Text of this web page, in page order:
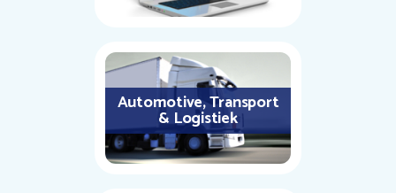
Automotive, Transport
& Logistiek